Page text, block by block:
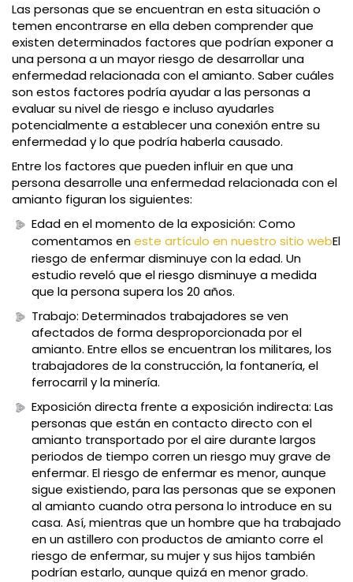
Las personas que se encuentran en esta situación o
temen encontrarse en ella deben comprender que
existen determinados factores que podrían exponer a
una persona a un mayor riesgo de desarrollar una
enfermedad relacionada con el amianto. Saber cuáles
son estos factores podría ayudar a las personas a
evaluar su nivel de riesgo e incluso ayudarles
potencialmente a establecer una conexión entre su
enfermedad y lo que podría haberla causado.
Entre los factores que pueden influir en que una
persona desarrolle una enfermedad relacionada con el
amianto figuran los siguientes:
Edad en el momento de la exposición: Como
comentamos eneste artículo en nuestro sitio webEl
riesgo de enfermar disminuye con la edad. Un
estudio reveló que el riesgo disminuye a medida
que la persona supera los 20 años.
Trabajo: Determinados trabajadores se ven
afectados de forma desproporcionada por el
amianto. Entre ellos se encuentran los militares, los
trabajadores de la construcción, la fontanería, el
ferrocarril y la minería.
Exposición directa frente a exposición indirecta: Las
personas que están en contacto directo con el
amianto transportado por el aire durante largos
periodos de tiempo corren un riesgo muy grave de
enfermar. El riesgo de enfermar es menor, aunque
sigue existiendo, para las personas que se exponen
al amianto cuando otra persona lo introduce en su
casa. Así, mientras que un hombre que ha trabajado
en un astillero con productos de amianto corre el
riesgo de enfermar, su mujer y sus hijos también
podrían estarlo, aunque quizá en menor grado.